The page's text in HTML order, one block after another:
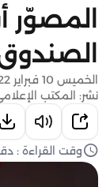
المصوّر
الخميس 10 فبراير 2022
نشر: المكتب
وقت القراءة :